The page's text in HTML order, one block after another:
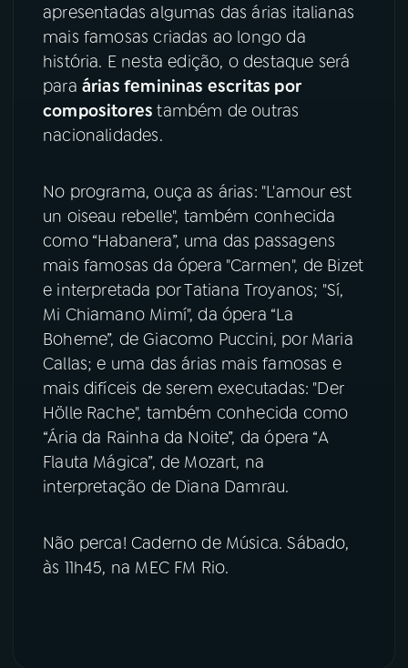
07ÚLTIMAS
PRÊMIO RÁDIO MEC
YouTube Facebook
Instagram X
TikTok
apresentadas algumas das árias italianas
mais famosas criadas ao longo da
história. E nesta edição, o destaque será
para árias femininas escritas por
compositorestambém de outras
nacionalidades.
No programa, ouça as árias: "L'amour est
un oiseau rebelle", também conhecida
como “Habanera”, uma das passagens
mais famosas da ópera "Carmen", de Bizet
e interpretada por Tatiana Troyanos; "Sí,
Mi Chiamano Mimí", da ópera “La
Boheme”, de Giacomo Puccini, por Maria
Callas; e uma das árias mais famosas e
mais difíceis de serem executadas: "Der
Hölle Rache", também conhecida como
“Ária da Rainha da Noite”, da ópera “A
Flauta Mágica”, de Mozart, na
interpretação de Diana Damrau.
Não perca! Caderno de Música. Sábado,
às 11h45, na MEC FM Rio.